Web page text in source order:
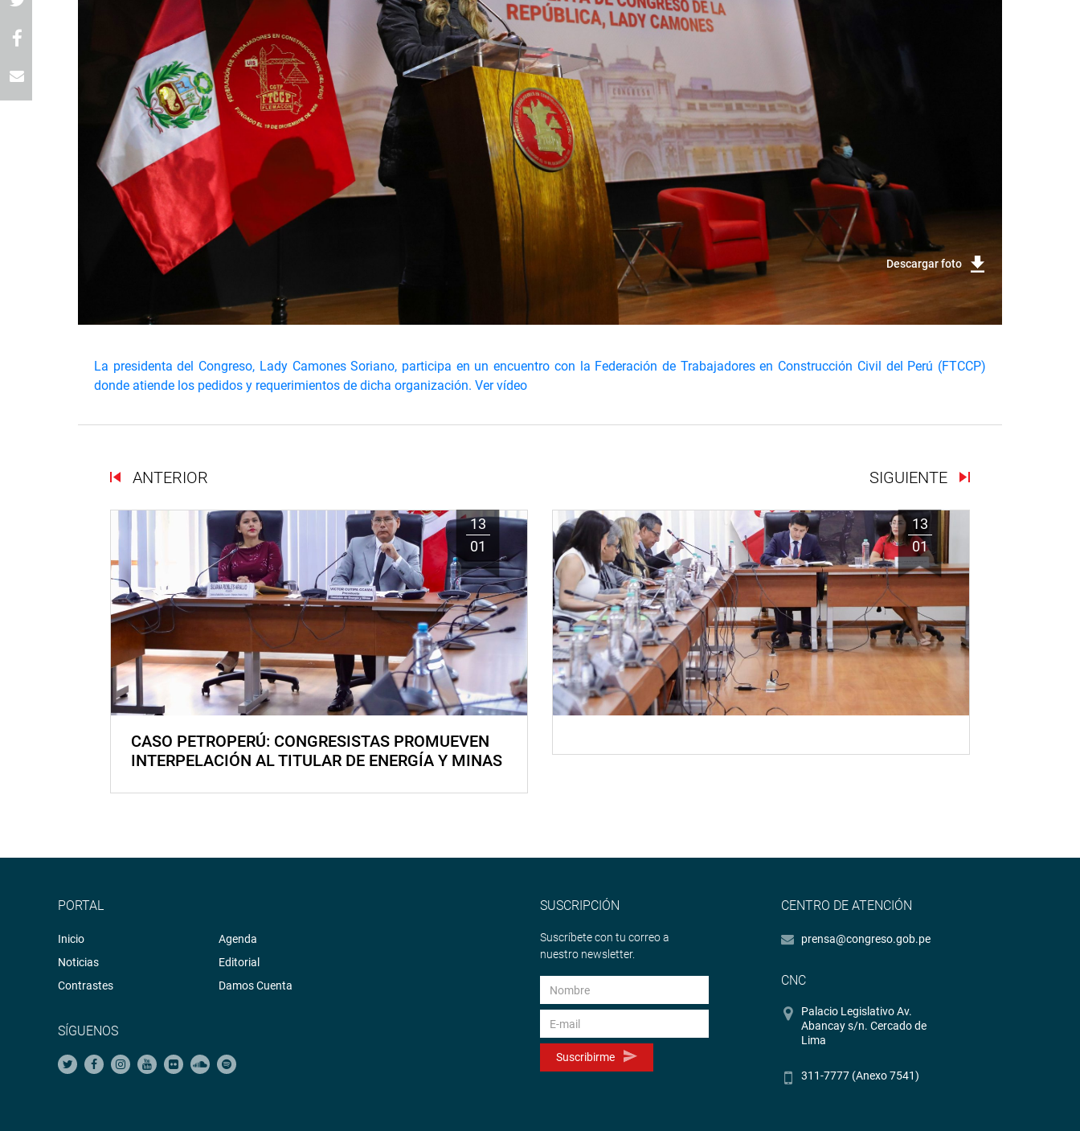
Descargar foto
La presidenta del Congreso, Lady Camones Soriano, participa en un encuentro con la Federación de Trabajadores en Construcción Civil del Perú (FTCCP)
donde atiende los pedidos y requerimientos de dicha organización. Ver vídeo
ANTERIOR SIGUIENTE
13
01
CASO PETROPERÚ: CONGRESISTAS PROMUEVEN
INTERPELACIÓN AL TITULAR DE ENERGÍA Y MINAS
13
01
PORTAL
Inicio
Noticias
Contrastes
Agenda
Editorial
Damos Cuenta
SÍGUENOS
SUSCRIPCIÓN
Suscríbete con tu correo a
nuestro newsletter.
Suscribirme
CENTRO DE ATENCIÓN
prensa@congreso.gob.pe
CNC
Palacio Legislativo Av.
Abancay s/n. Cercado de
Lima
311-7777 (Anexo 7541)